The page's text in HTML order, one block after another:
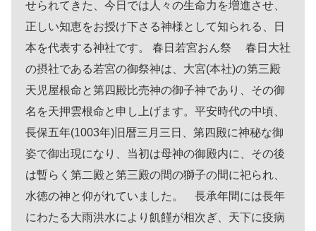
せられてきた、今日では人々の生命力を増進させ、
正しい知恵をお授け下さる神様として知られる、日
本を代表する神社です。 春日若宮おん祭 春日大社
の摂社である若宮の御祭神は、大宮(本社)の第三殿
天児屋根命と第四殿比売神の御子神であり、その御
名を天押雲根命と申し上げます。平安時代の中頃、
長保五年(1003年)旧暦三月三日、第四殿に神秘な御
姿で御出現になり、当初は母神の御殿内に、その後
は暫らく第二殿と第三殿の間の獅子の間に祀られ、
水徳の神と仰がれていました。 長承年間には長年
にわたる大雨洪水により飢饉が相次ぎ、天下に疫病